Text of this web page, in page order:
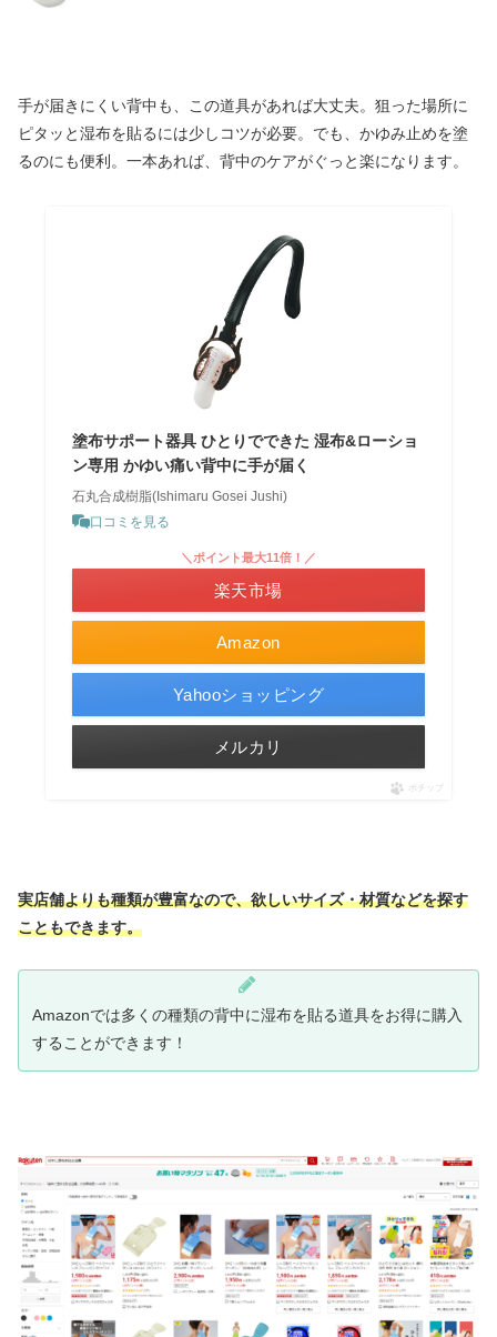
手が届きにくい背中も、この道具があれば大丈夫。狙った場所に
ピタッと湿布を貼るには少しコツが必要。でも、かゆみ止めを塗
るのにも便利。一本あれば、背中のケアがぐっと楽になります。
塗布サポート器具 ひとりでできた 湿布&ローショ
ン専用 かゆい痛い背中に手が届く
石丸合成樹脂(Ishimaru Gosei Jushi)
口コミを見る
Amazon
＼ポイント最大11倍！／
楽天市場
Yahooショッピング
メルカリ
ポチップ
実店舗よりも種類が豊富なので、欲しいサイズ・材質などを探す
こともできます。
Amazonでは多くの種類の背中に湿布を貼る道具をお得に購入
することができます！